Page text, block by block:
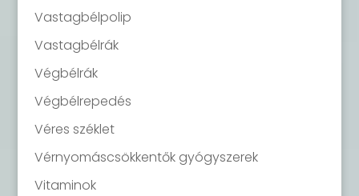
Vastagbélpolip
Vastagbélrák
Végbélrák
Végbélrepedés
Véres széklet
Vérnyomáscsökkentők gyógyszerek
Vitaminok